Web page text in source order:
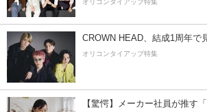
CROWN HEAD、結成1周年で
オリコンタイアップ特集
【驚愕】メーカー社員が推す